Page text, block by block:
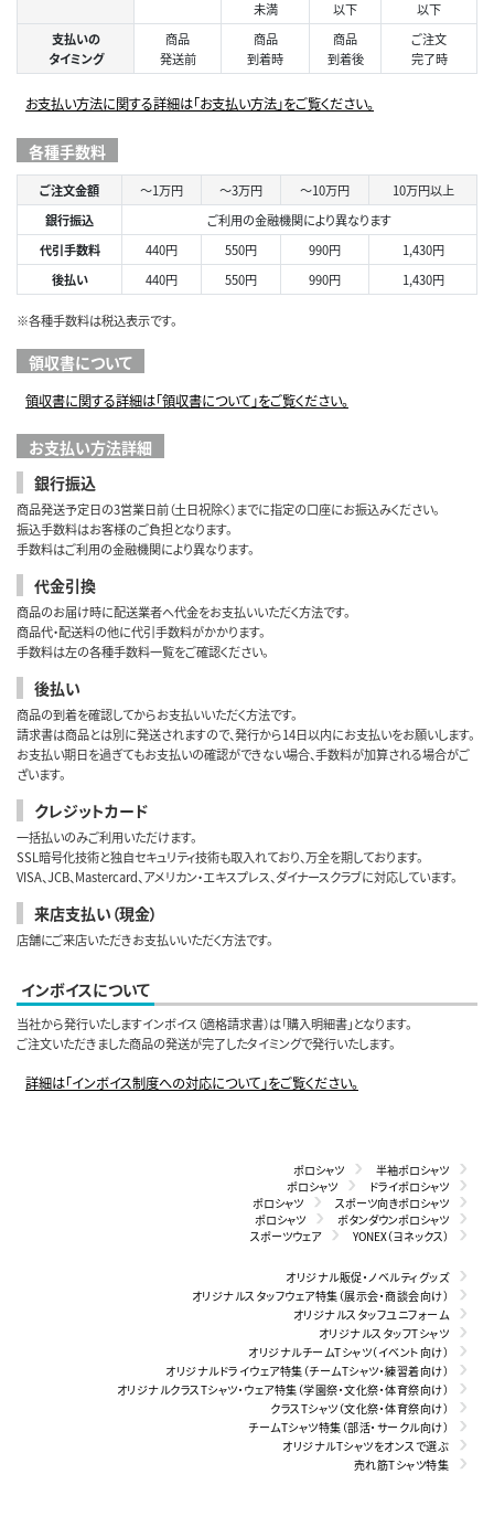
未満 以下
以下
支払いの
タイミング
商品
発送前
商品
到着時
商品
到着後
ご注文
完了時
お支払い方法に関する詳細は「お支払い方法」をご覧ください。
各種手数料
ご注文金額 ～1万円 ～3万円 ～10万円
10万円以上
銀行振込
ご利用の金融機関により異なります
代引手数料
440円 550円 990円
1,430円
後払い
440円 550円 990円 1,430円
※各種手数料は税込表示です。
領収書について
領収書に関する詳細は「領収書について」をご覧ください。
お支払い方法詳細
銀行振込
商品発送予定日の3営業日前（土日祝除く）までに指定の口座にお振込みください。
振込手数料はお客様のご負担となります。
手数料はご利用の金融機関により異なります。
代金引換
商品のお届け時に配送業者へ代金をお支払いいただく方法です。
商品代・配送料の他に代引手数料がかかります。
手数料は左の各種手数料一覧をご確認ください。
後払い
商品の到着を確認してからお支払いいただく方法です。
請求書は商品とは別に発送されますので、発行から14日以内にお支払いをお願いします。
お支払い期日を過ぎてもお支払いの確認ができない場合、手数料が加算される場合がご
ざいます。
クレジットカード
一括払いのみご利用いただけます。
SSL暗号化技術と独自セキュリティ技術も取入れており、万全を期しております。
VISA、JCB、Mastercard、アメリカン・エキスプレス、ダイナースクラブに対応しています。
来店支払い（現金）
店舗にご来店いただきお支払いいただく方法です。
インボイスについて
当社から発行いたしますインボイス（適格請求書）は「購入明細書」となります。
ご注文いただきました商品の発送が完了したタイミングで発行いたします。
詳細は「インボイス制度への対応について」をご覧ください。
ポロシャツ
半袖ポロシャツ
ポロシャツ
ドライポロシャツ
ポロシャツ
スポーツ向きポロシャツ
ポロシャツ
ボタンダウンポロシャツ
スポーツウェア
YONEX（ヨネックス）
オリジナル販促・ノベルティグッズ
オリジナルスタッフウェア特集（展示会・商談会向け）
オリジナルスタッフユニフォーム
オリジナルスタッフTシャツ
オリジナルチームTシャツ（イベント向け）
オリジナルドライウェア特集（チームTシャツ・練習着向け）
オリジナルクラスTシャツ・ウェア特集（学園祭・文化祭・体育祭向け）
クラスTシャツ（文化祭・体育祭向け）
チームTシャツ特集（部活・サークル向け）
オリジナルTシャツをオンスで選ぶ
売れ筋Tシャツ特集